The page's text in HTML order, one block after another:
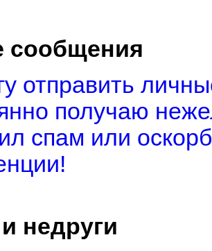
сообщения
отправить
получаю
спам или
недруги